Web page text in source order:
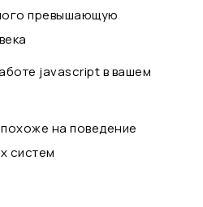
превышающую
javascript в вашем
на поведение
систем